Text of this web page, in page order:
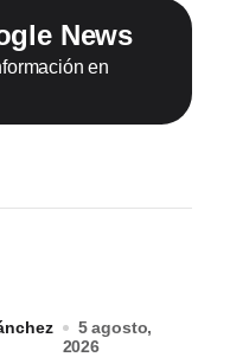
News
en
5 agosto,
2026